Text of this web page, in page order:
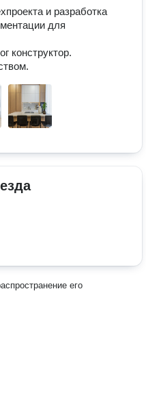
и разработка
для
конструктор.
его